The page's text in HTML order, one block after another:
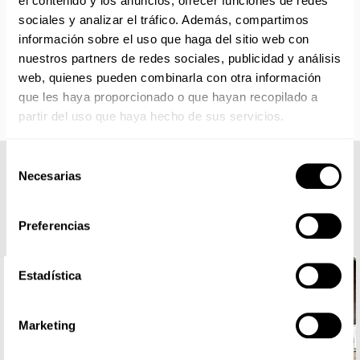
sociales y analizar el tráfico. Además, compartimos
información sobre el uso que haga del sitio web con
nuestros partners de redes sociales, publicidad y análisis
web, quienes pueden combinarla con otra información
que les haya proporcionado o que hayan recopilado a
partir del uso que haya hecho de sus servicios.
Necesarias
Preferencias
Estadística
Marketing
IMPORTANTE PERSONALIZACIONES
: EL taller de
reanudan las personalizaciones por orden de compra a
partir de septiembre.
COMPLETA TU LOOK